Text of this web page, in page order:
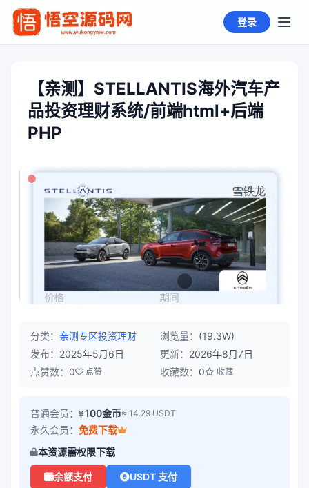
登录
【亲测】STELLANTIS海外汽车产
品投资理财系统/前端html+后端
PHP
分类： 亲测专区投资理财 浏览量： (19.3W)
发布： 2025年5月6日 更新： 2026年8月7日
点赞数： 0 点赞 收藏数： 0 收藏
普通会员： 100金币≈ 14.29 USDT
永久会员： 免费下载
本资源需权限下载
余额支付 USDT 支付